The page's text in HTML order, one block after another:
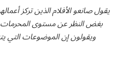
يقول صانعو الأفلام الذين تركز
بغض النظر عن مستوى
ويقولون إن الموضوعات التي